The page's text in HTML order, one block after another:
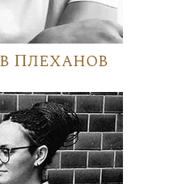
Плеханов